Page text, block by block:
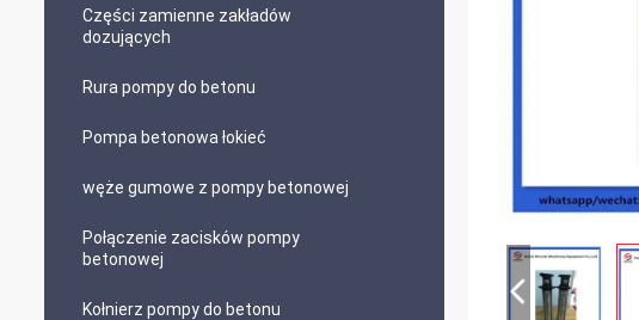
Części zamienne zakładów
dozujących
Rura pompy do betonu
Pompa betonowa łokieć
węże gumowe z pompy betonowej
Połączenie zacisków pompy
betonowej
Kołnierz pompy do betonu